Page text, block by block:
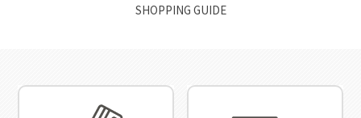
SHOPPING GUIDE